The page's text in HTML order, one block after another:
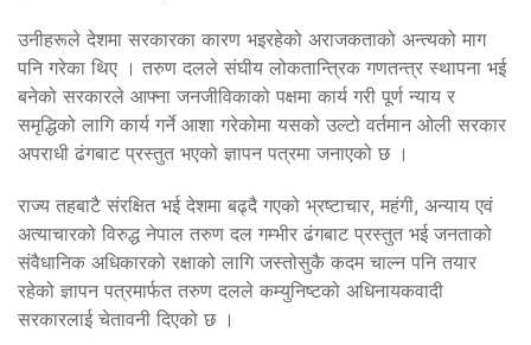
उनीहरूले देशमा सरकारका कारण भइरहेको अराजकताको अन्त्यको माग
पनि गरेका थिए । तरुण दलले संघीय लोकतान्त्रिक गणतन्त्र स्थापना भई
बनेको सरकारले आफ्ना जनजीविकाको पक्षमा कार्य गरी पूर्ण न्याय र
समृद्धिको लागि कार्य गर्ने आशा गरेकोमा यसको उल्टो वर्तमान ओली सरकार
अपराधी ढंगबाट प्रस्तुत भएको ज्ञापन पत्रमा जनाएको छ ।
राज्य तहबाटै संरक्षित भई देशमा बढ्दै गएको भ्रष्टाचार, महंगी, अन्याय एवं
अत्याचारको विरुद्ध नेपाल तरुण दल गम्भीर ढंगबाट प्रस्तुत भई जनताको
संवैधानिक अधिकारको रक्षाको लागि जस्तोसुकै कदम चाल्न पनि तयार
रहेको ज्ञापन पत्रमार्फत तरुण दलले कम्युनिष्टको अधिनायकवादी
सरकारलाई चेतावनी दिएको छ ।